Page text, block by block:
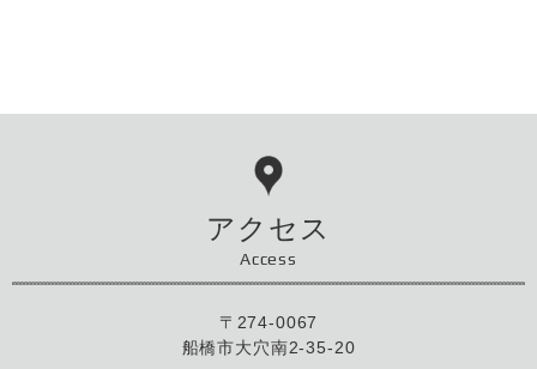
アクセス
Access
〒274-0067
船橋市大穴南2-35-20